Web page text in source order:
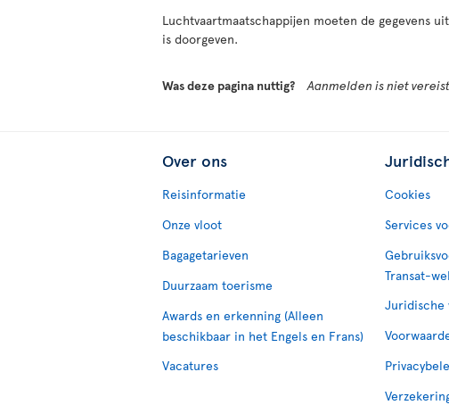
Luchtvaartmaatschappijen moeten de gegevens
is doorgeven.
Was deze pagina nuttig? Aanmelden is niet
Over ons
Reisinformatie
Onze vloot
Bagagetarieven
Duurzaam toerisme
Awards en erkenning (Alleen
beschikbaar in het Engels en Frans)
Vacatures
Cookies
Services
Transat-
Juridische